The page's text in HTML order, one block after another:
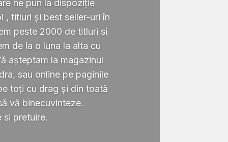
ne pun la dispoziție
, titluri și best seller-uri în
peste 2000 de titluri si
de la o luna la alta cu
așteptam la magazinul
sau online pe paginile
toți cu drag și din toată
vă binecuvinteze.
si pretuire.